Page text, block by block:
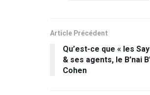
Article Précédent
Qu’est-ce que « les
& ses agents, le B’nai
Cohen